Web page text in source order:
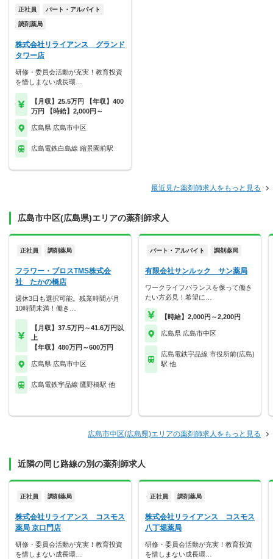
正社員 パート・アルバイト
調剤薬局
株式会社リライアンス グランド
タワー店
研修・委員会活動が充実！教育投資
を惜しまない成長環…
【月収】25.5万円 【年収】400
万円 【時給】2,000円～
広島県 広島市中区
広島電鉄白島線 縮景園前駅
最近見た薬剤師求人をもっと見る
広島市中区(広島県)エリアの薬剤師求人
正社員 調剤薬局
フラワー・ブロスTMS株式会
社 たかの橋店
週休3日も選択可能。残業時間が月
10時間未満！働き…
【月収】37.5万円～41.6万円以
上
【年収】480万円～600万円
広島県 広島市中区
広島電鉄宇品線 鷹野橋駅 他
パート・アルバイト 調剤薬局
有限会社サンルック サン薬局
ワークライフバランスを保って働き
たい方必見！希望に…
【時給】2,000円～2,200円
広島県 広島市中区
広島電鉄宇品線 市役所前(広島)
駅 他
広島市中区(広島県)エリアの薬剤師求人をもっと見る
近隣の同じ路線の別の薬剤師求人
正社員 調剤薬局
株式会社リライアンス コスモス
薬局 京口門店
研修・委員会活動が充実！教育投資
を惜しまない成長環…
正社員 調剤薬局
株式会社リライアンス コスモス
八丁堀薬局
研修・委員会活動が充実！教育投資
を惜しまない成長環…